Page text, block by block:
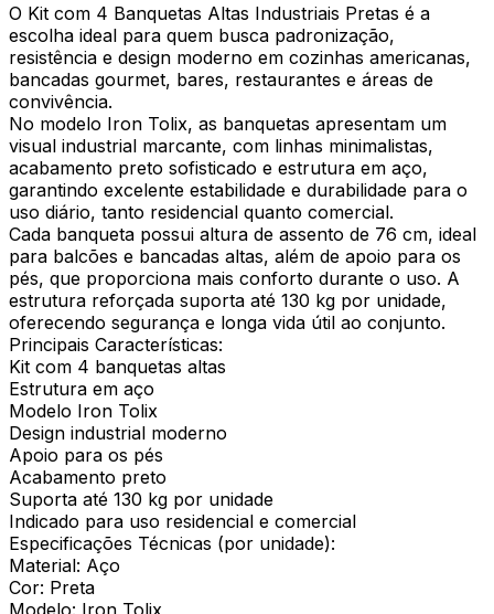
O Kit com 4 Banquetas Altas Industriais Pretas é a
escolha ideal para quem busca padronização,
resistência e design moderno em cozinhas americanas,
bancadas gourmet, bares, restaurantes e áreas de
convivência.
No modelo Iron Tolix, as banquetas apresentam um
visual industrial marcante, com linhas minimalistas,
acabamento preto sofisticado e estrutura em aço,
garantindo excelente estabilidade e durabilidade para o
uso diário, tanto residencial quanto comercial.
Cada banqueta possui altura de assento de 76 cm, ideal
para balcões e bancadas altas, além de apoio para os
pés, que proporciona mais conforto durante o uso. A
estrutura reforçada suporta até 130 kg por unidade,
oferecendo segurança e longa vida útil ao conjunto.
Principais Características:
Kit com 4 banquetas altas
Estrutura em aço
Modelo Iron Tolix
Design industrial moderno
Apoio para os pés
Acabamento preto
Suporta até 130 kg por unidade
Indicado para uso residencial e comercial
Especificações Técnicas (por unidade):
Material: Aço
Cor: Preta
Modelo: Iron Tolix